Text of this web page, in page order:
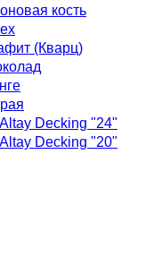
кость
(Кварц)
Decking "24"
Decking "20"